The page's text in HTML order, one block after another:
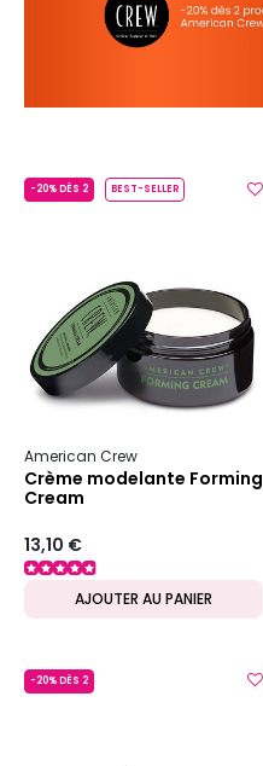
-20% DÈS 2 BEST-SELLER
American Crew
Crème modelante Forming
Cream
13,10 €
AJOUTER AU PANIER
-20% DÈS 2